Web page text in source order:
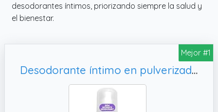
desodorantes íntimos, priorizando siempre la salud y
el bienestar.
Mejor #1
Desodorante íntimo en pulverizador Chilly delicado 50 ml